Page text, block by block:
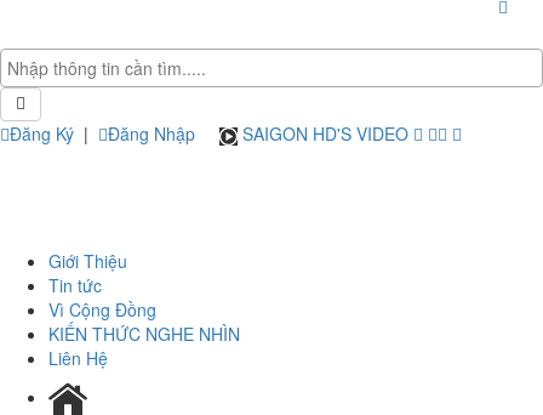
Đăng Ký | Đăng Nhập SAIGON HD'S VIDEO
Giới Thiệu
Tin tức
Vì Cộng Đồng
KIẾN THỨC NGHE NHÌN
Liên Hệ